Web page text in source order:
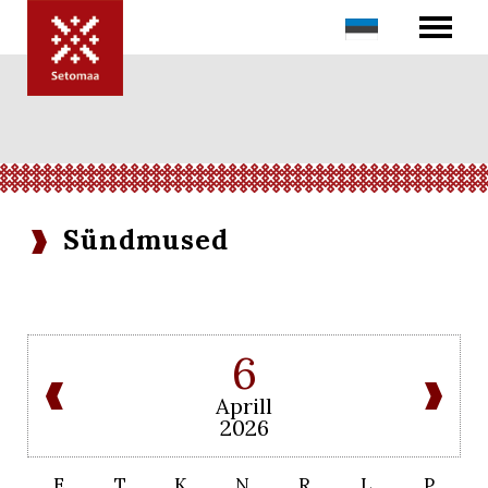
Sündmused
6
Aprill
2026